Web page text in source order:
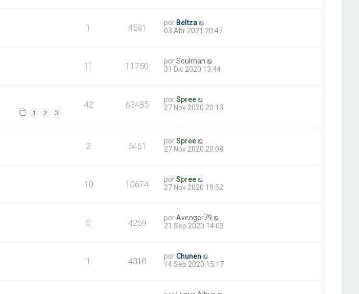
1 4591 por Beltza
03 Abr 2021 20:47
11 11750 porSoulman
31 Dic 2020 13:44
1 2 3
42 63485 porSpree
27 Nov 2020 20:13
2 5461 porSpree
27 Nov 2020 20:08
10 10674 porSpree
27 Nov 2020 19:52
0 4259 porAvenger79
21 Sep 2020 14:03
1 4310 por Chunen
14 Sep 2020 15:17